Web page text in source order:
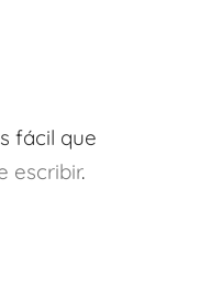
fácil que
escribir.